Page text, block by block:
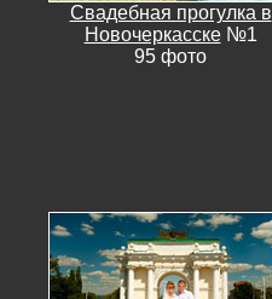
Свадебная прогулка в
Новочеркасске№1
95 фото